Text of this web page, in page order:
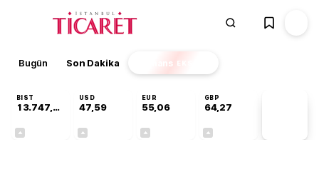
Bugün Son Dakika Finans EKSTRA
BIST
13.747,72
USD
47,59
EUR
55,06
GBP
64,27